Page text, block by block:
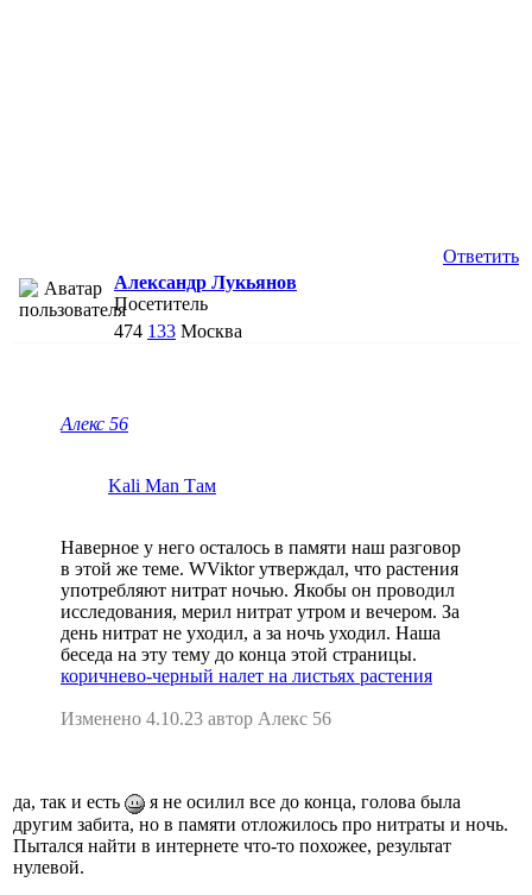
Ответить
Александр Лукьянов
Посетитель
474 133 Москва
Алекс 56
Kali Man Там
Наверное у него осталось в памяти наш разговор
в этой же теме. WViktor утверждал, что растения
употребляют нитрат ночью. Якобы он проводил
исследования, мерил нитрат утром и вечером. За
день нитрат не уходил, а за ночь уходил. Наша
беседа на эту тему до конца этой страницы.
коричнево-черный налет на листьях растения
Изменено 4.10.23 автор Алекс 56
да, так и есть
я не осилил все до конца, голова была
другим забита, но в памяти отложилось про нитраты и ночь.
Пытался найти в интернете что-то похожее, результат
нулевой.